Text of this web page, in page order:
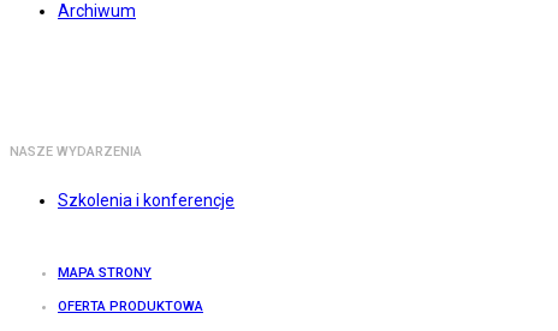
Archiwum
NASZE WYDARZENIA
Szkolenia i konferencje
MAPA STRONY
OFERTA PRODUKTOWA